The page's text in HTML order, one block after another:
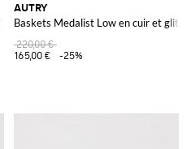
AUTRY
Baskets Medalist Low en cuir et
220,00 €
165,00 €
-25%